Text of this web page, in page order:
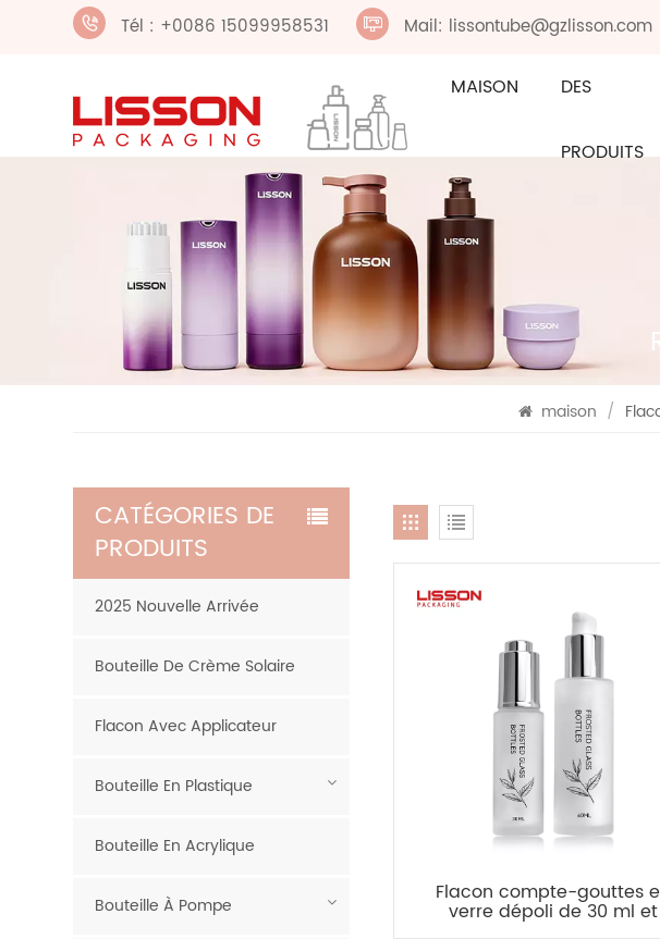
Tél : +0086 15099958531 Mail: lissontube@gzlisson.com
MAISON DES
PRODUITS
maison /
Flacon compte-gouttes
verre dépoli de 30 ml et
flacon en verre
CATÉGORIES DE
PRODUITS
2025 Nouvelle Arrivée
Bouteille De Crème Solaire
Flacon Avec Applicateur
Bouteille En Plastique
Bouteille En Acrylique
Bouteille À Pompe